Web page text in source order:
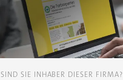
SIND SIE INHABER DIESER FIRMA?